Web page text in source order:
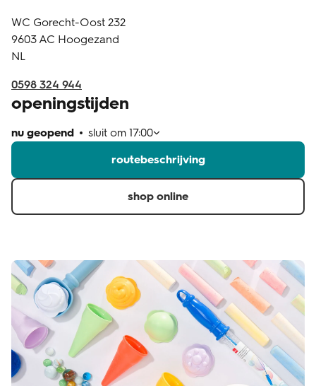
klantenservice
WC Gorecht-Oost 232
9603 AC Hoogezand
NL
0598 324 944
openingstijden
nu geopend sluit om 17:00
routebeschrijving
shop online